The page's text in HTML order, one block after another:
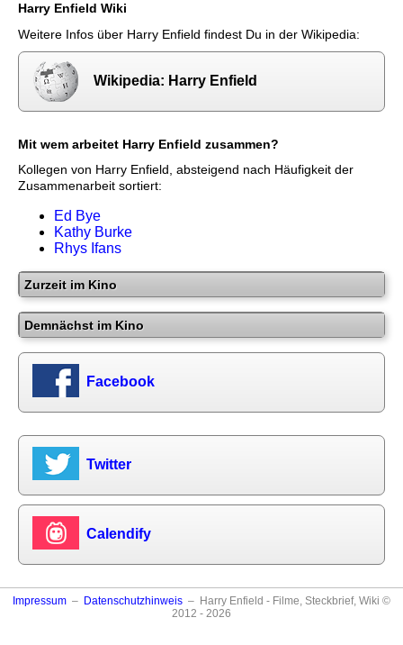
Harry Enfield Wiki
Weitere Infos über Harry Enfield findest Du in der Wikipedia:
Wikipedia: Harry Enfield
Mit wem arbeitet Harry Enfield zusammen?
Kollegen von Harry Enfield, absteigend nach Häufigkeit der
Zusammenarbeit sortiert:
Ed Bye
Kathy Burke
Rhys Ifans
Zurzeit im Kino
Demnächst im Kino
Facebook
Twitter
Calendify
Impressum – Datenschutzhinweis – Harry Enfield - Filme, Steckbrief, Wiki ©
2012 - 2026